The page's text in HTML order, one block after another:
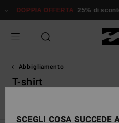
alla
griglie
prodotti
25% di sconto extra su
Abbigliamento
T-shirt
SCEGLI COSA SUCCEDE